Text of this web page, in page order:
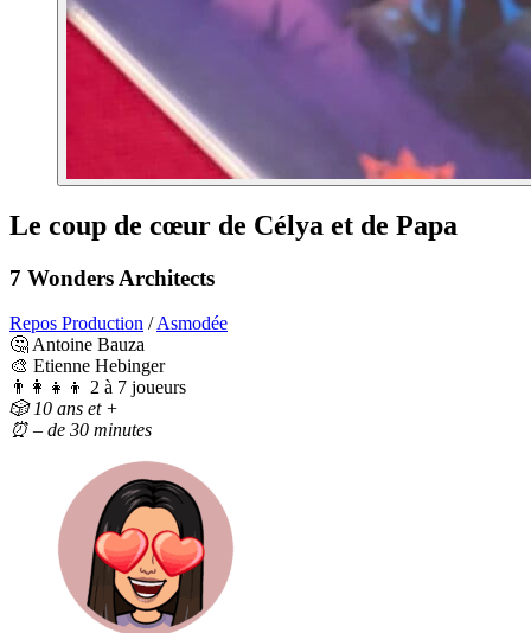
Le coup de cœur de Célya et de Papa
7 Wonders Architects
Repos Production /Asmodée
🤔 Antoine Bauza
🎨 Etienne Hebinger
👨‍👩‍👧‍👦 2 à 7 joueurs
🎲 10 ans et +
⏰ – de 30 minutes